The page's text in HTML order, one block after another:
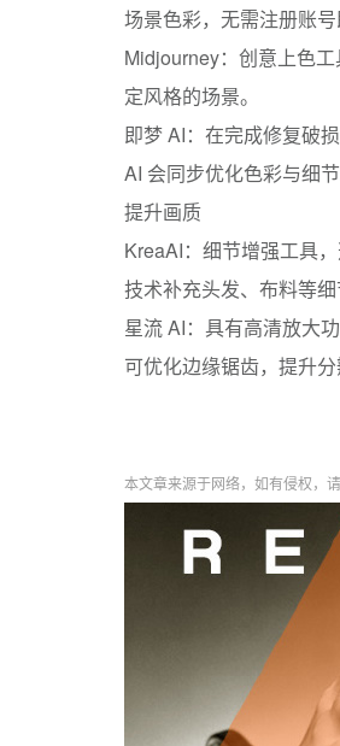
场景色彩，无需注册账号
Midjourney：创意上色
定风格的场景。
即梦 AI：在完成修复破
AI 会同步优化色彩与细节
提升画质
KreaAI：细节增强工具
技术补充头发、布料等细
星流 AI：具有高清放大
可优化边缘锯齿，提升分
本文章来源于网络，如有侵权，